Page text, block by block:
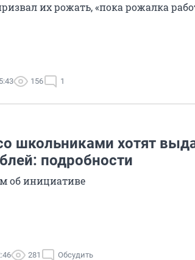
их рожать, «пока рожалка
156 1
школьниками хотят
подробности
об инициативе
281 Обсудить